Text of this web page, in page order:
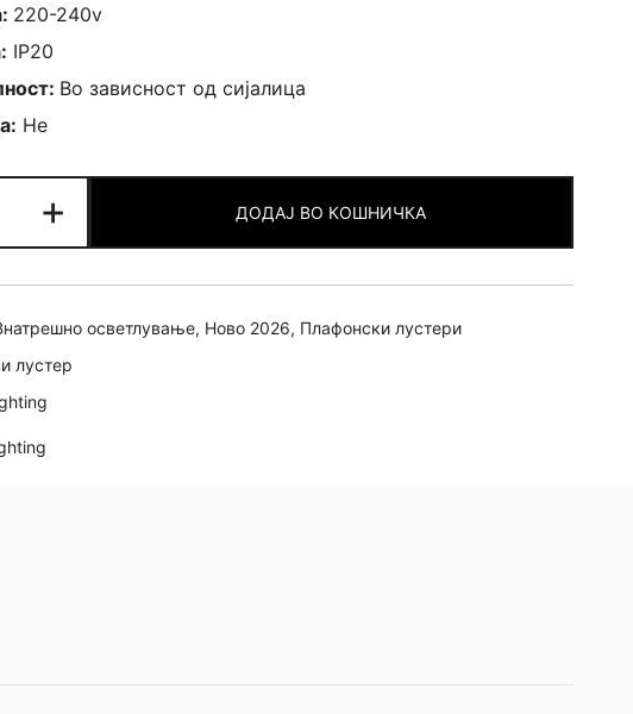
220-240v
IP20
Во зависност од сијалица
Не
+ ДОДАЈ ВО КОШНИЧКА
осветлување, Ново 2026, Плафонски лустери
лустер